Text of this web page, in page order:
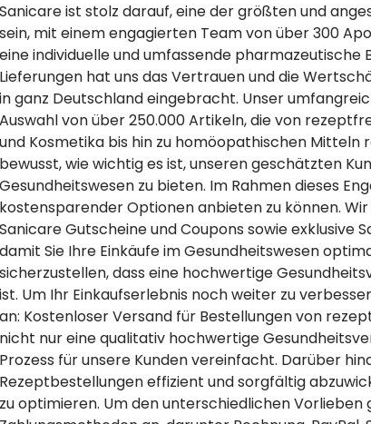
Sanicare ist stolz darauf, eine der größten und
sein, mit einem engagierten Team von über 300
eine individuelle und umfassende
Lieferungen hat uns das Vertrauen und die
in ganz Deutschland eingebracht. Unser
Auswahl von über 250.000 Artikeln, die von
und Kosmetika bis hin zu homöopathischen Mitteln
bewusst, wie wichtig es ist, unseren geschätzten
Gesundheitswesen zu bieten. Im Rahmen dieses
kostensparender Optionen anbieten zu können.
Sanicare Gutscheine und Coupons sowie exklusive
damit Sie Ihre Einkäufe im Gesundheitswesen
sicherzustellen, dass eine hochwertige
ist. Um Ihr Einkaufserlebnis noch weiter zu
an: Kostenloser Versand für Bestellungen von
nicht nur eine qualitativ hochwertige
Prozess für unsere Kunden vereinfacht. Darüber
Rezeptbestellungen effizient und sorgfältig
zu optimieren. Um den unterschiedlichen